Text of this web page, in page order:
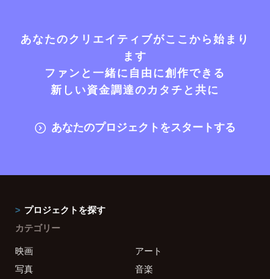
あなたのクリエイティブがここから始まり
ます
ファンと一緒に自由に創作できる
新しい資金調達のカタチと共に
あなたのプロジェクトをスタートする
プロジェクトを探す
カテゴリー
映画
アート
写真
音楽